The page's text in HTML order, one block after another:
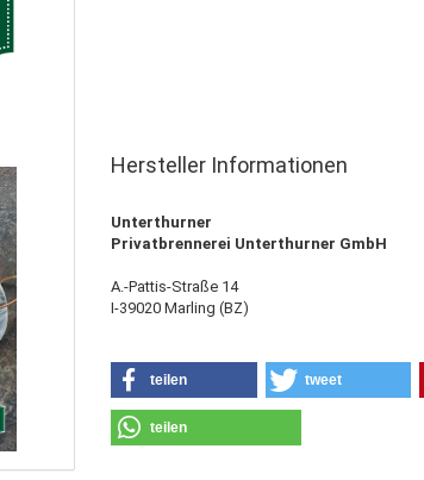
Hersteller Informationen
Unterthurner
Privatbrennerei Unterthurner GmbH
A.-Pattis-Straße 14
I-39020 Marling (BZ)
teilen tweet
teilen